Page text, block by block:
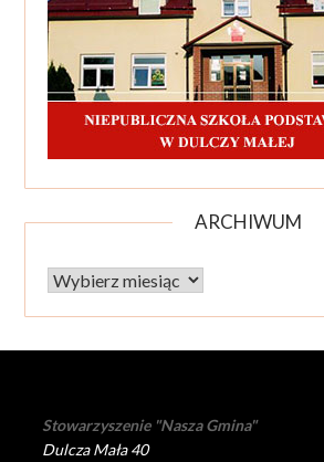
ARCHIWUM
Archiwum
Stowarzyszenie "Nasza Gmina"
Dulcza Mała 40